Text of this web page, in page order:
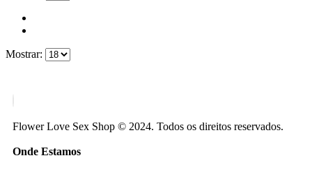
Mostrar:
Flower Love Sex Shop © 2024. Todos os direitos reservados.
Onde Estamos